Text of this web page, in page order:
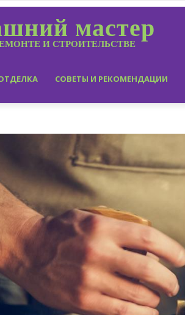
мастер
И СТРОИТЕЛЬСТВЕ
СОВЕТЫ И РЕКОМЕНДАЦИИ